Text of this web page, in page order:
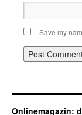
Save my
Onlinemagazin: